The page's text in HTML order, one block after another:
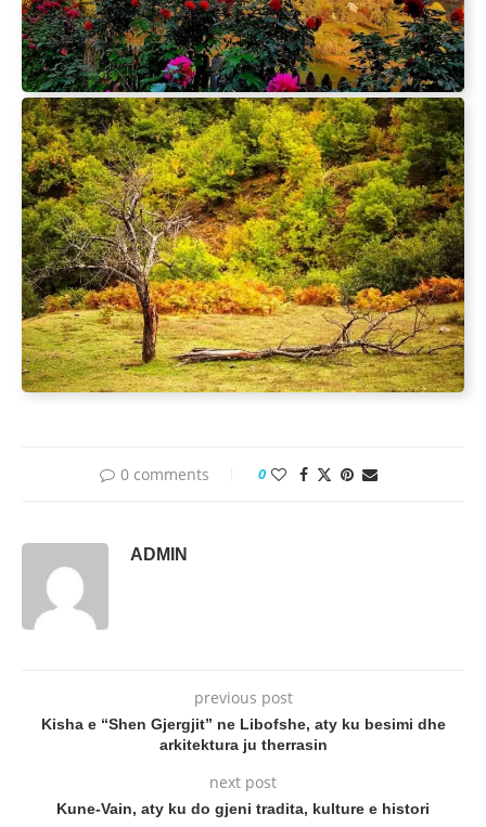
0 comments 0
ADMIN
previous post
Kisha e “Shen Gjergjit” ne Libofshe, aty ku besimi dhe
arkitektura ju therrasin
next post
Kune-Vain, aty ku do gjeni tradita, kulture e histori